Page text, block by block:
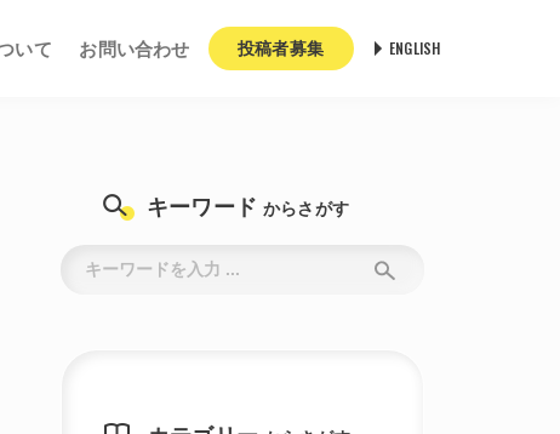
いて お問い合わせ 投稿者募集 ENGLISH
キーワード からさがす